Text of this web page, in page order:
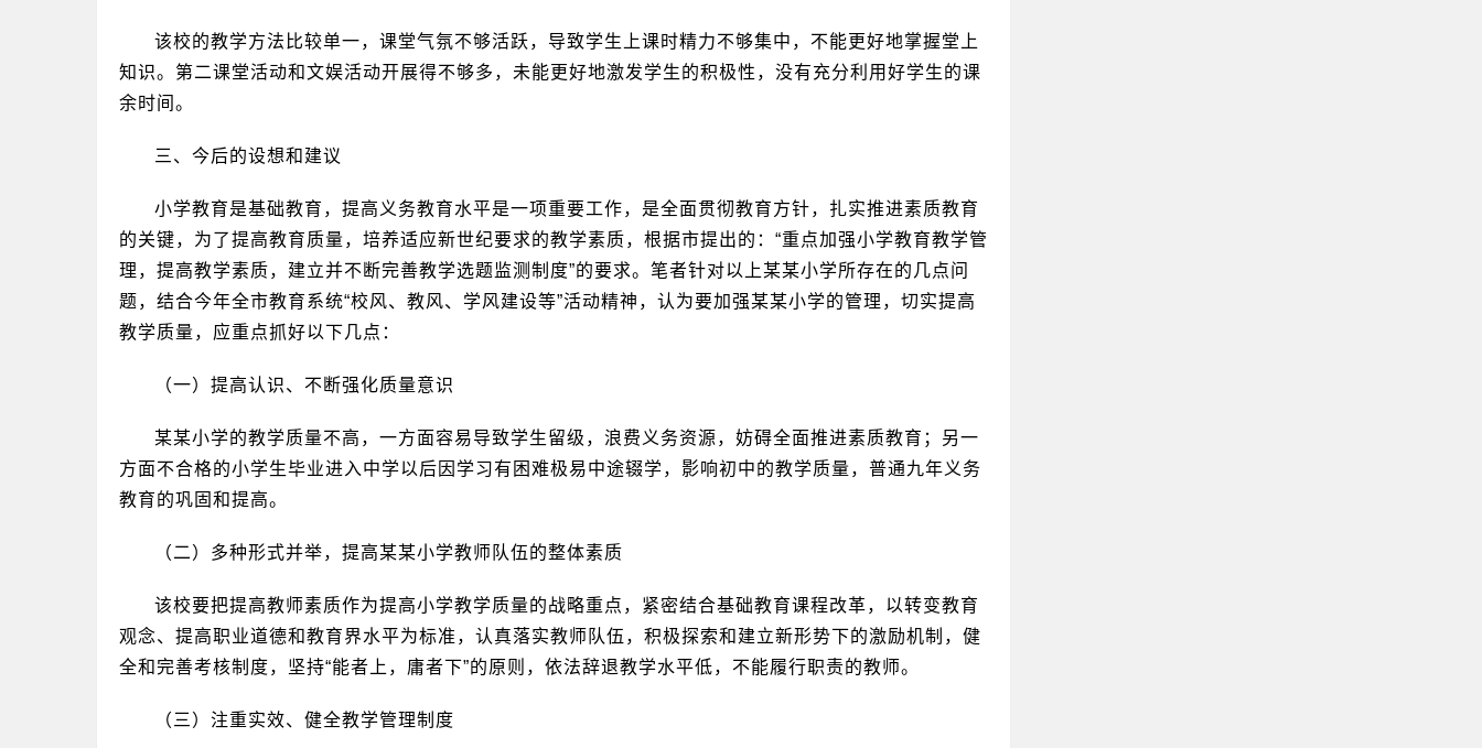
该校的教学方法比较单一，课堂气氛不够活跃，导致学生上课时精力不够集中，不能更好地掌握堂上
知识。第二课堂活动和文娱活动开展得不够多，未能更好地激发学生的积极性，没有充分利用好学生的课
余时间。
三、今后的设想和建议
小学教育是基础教育，提高义务教育水平是一项重要工作，是全面贯彻教育方针，扎实推进素质教育
的关键，为了提高教育质量，培养适应新世纪要求的教学素质，根据市提出的：“重点加强小学教育教学管
理，提高教学素质，建立并不断完善教学选题监测制度”的要求。笔者针对以上某某小学所存在的几点问
题，结合今年全市教育系统“校风、教风、学风建设等”活动精神，认为要加强某某小学的管理，切实提高
教学质量，应重点抓好以下几点：
（一）提高认识、不断强化质量意识
某某小学的教学质量不高，一方面容易导致学生留级，浪费义务资源，妨碍全面推进素质教育；另一
方面不合格的小学生毕业进入中学以后因学习有困难极易中途辍学，影响初中的教学质量，普通九年义务
教育的巩固和提高。
（二）多种形式并举，提高某某小学教师队伍的整体素质
该校要把提高教师素质作为提高小学教学质量的战略重点，紧密结合基础教育课程改革，以转变教育
观念、提高职业道德和教育界水平为标准，认真落实教师队伍，积极探索和建立新形势下的激励机制，健
全和完善考核制度，坚持“能者上，庸者下”的原则，依法辞退教学水平低，不能履行职责的教师。
（三）注重实效、健全教学管理制度